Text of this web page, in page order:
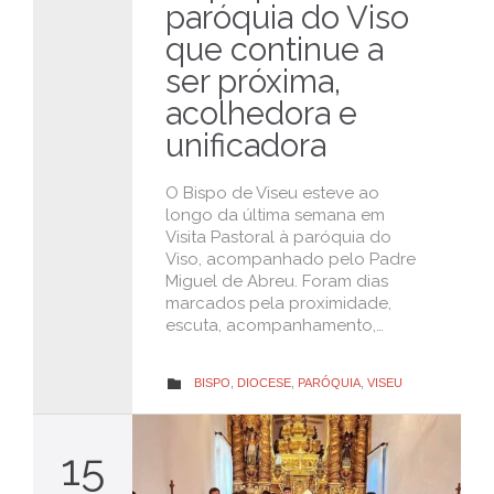
paróquia do Viso
que continue a
ser próxima,
acolhedora e
unificadora
O Bispo de Viseu esteve ao
longo da última semana em
Visita Pastoral à paróquia do
Viso, acompanhado pelo Padre
Miguel de Abreu. Foram dias
marcados pela proximidade,
escuta, acompanhamento,…
 CATEGORY
BISPO DIOCESE PARÓQUIA VISEU
15